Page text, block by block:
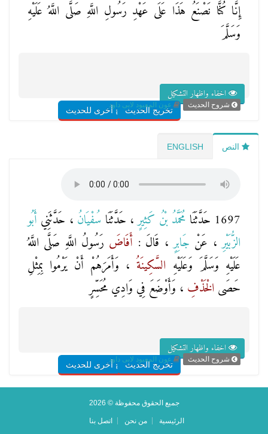
إِنَّا كُنَّا نَصْنَعُ هَذَا عَلَى عَهْدِ رَسُولِ اللَّهِ صَلَّى اللَّهُ عَلَيْهِ
وَسَلَّمَ
اخفاء واظهار التشكيل
تخريج الحديثشروح أخرى للحديث
شروح الحديث عون المعبود لابى داود
النص ENGLISH
1697 حَدَّثَنَا مُحَمَّدُ بْنُ كَثِيرٍ، حَدَّثَنَا سُفْيَانُ ، حَدَّثَنِي أَبُو
الزُّبَيْرِ ، عَنْ جَابِرٍ ، قَالَ : أَفَاضَ رَسُولُ اللَّهِ صَلَّى اللَّهُ
عَلَيْهِ وَسَلَّمَ وَعَلَيْهِ السَّكِينَةُ ، وَأَمَرَهُمْ أَنْ يَرْمُوا بِمِثْلِ
حَصَى الْخَذْفِ ، وَأَوْضَعَ فِي وَادِي مُحَسِّرٍ
اخفاء واظهار التشكيل
تخريج الحديثشروح أخرى للحديث
شروح الحديث عون المعبود لابى داود
جميع الحقوق محفوظة © 2026
الرئيسية من نحن اتصل بنا